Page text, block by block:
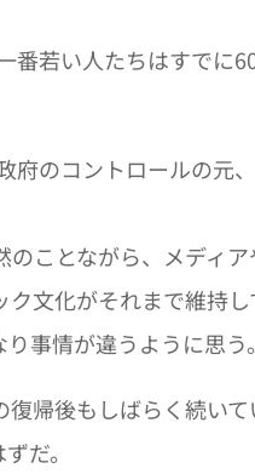
若い人たちはすでに
のコントロールの元
ことながら、メディ
文化がそれまで維持
事情が違うように思う。
帰後もしばらく続いて
だ。